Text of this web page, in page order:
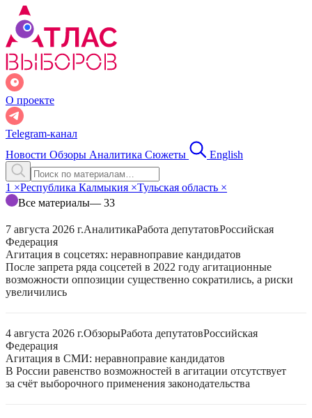
О проекте
Telegram-канал
Новости Обзоры Аналитика Сюжеты English
1 ×Республика Калмыкия ×Тульская область ×
Все материалы— 33
7 августа 2026 г.АналитикаРабота депутатовРоссийская
Федерация
Агитация в соцсетях: неравноправие кандидатов
После запрета ряда соцсетей в 2022 году агитационные
возможности оппозиции существенно сократились, а риски
увеличились
4 августа 2026 г.ОбзорыРабота депутатовРоссийская
Федерация
Агитация в СМИ: неравноправие кандидатов
В России равенство возможностей в агитации отсутствует
за счёт выборочного применения законодательства